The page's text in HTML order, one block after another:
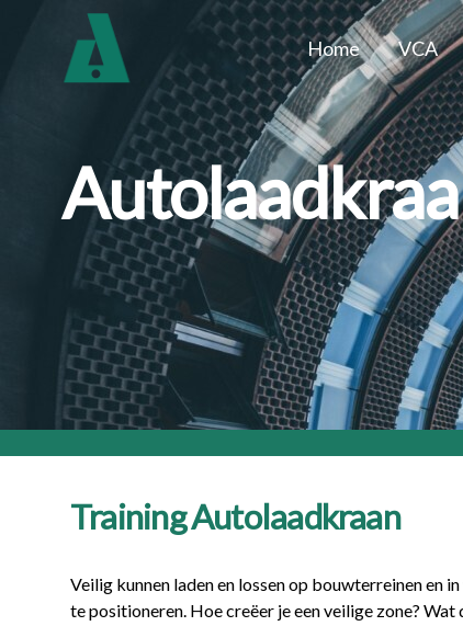
Home VCA
Training Autolaadkraan
Veilig kunnen laden en lossen op bouwterreinen en
te positioneren. Hoe creëer je een veilige zone?